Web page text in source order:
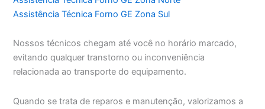
Assistência Técnica Forno GE Zona Sul
Nossos técnicos chegam até você no horário marcado,
evitando qualquer transtorno ou inconveniência
relacionada ao transporte do equipamento.
Quando se trata de reparos e manutenção, valorizamos a